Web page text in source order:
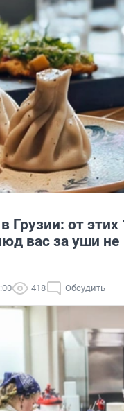
Грузии: от этих
вас за уши не
418 Обсудить